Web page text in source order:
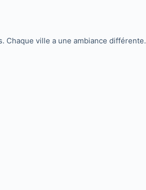
Chaque ville a une ambiance différente.